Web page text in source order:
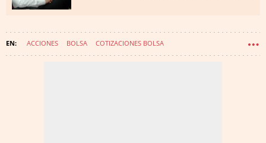
ACCIONES BOLSA COTIZACIONES BOLSA